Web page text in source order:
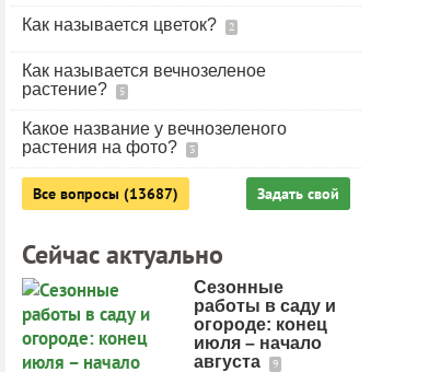
Как называется цветок? 2
Как называется вечнозеленое
растение?
5
Какое название у вечнозеленого
растения на фото?
3
Все вопросы (13687) Задать свой
Сейчас актуально
Сезонные
работы в саду и
огороде: конец
июля – начало
августа
9